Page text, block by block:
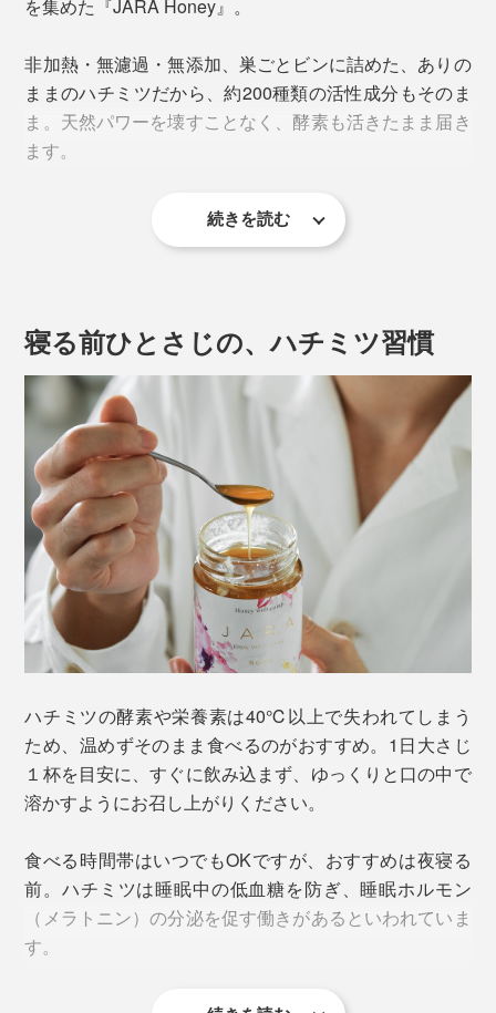
人工的なものから隔離し、自然の環境にこだわった厳し
ない、希少なハチミツです。
このJARAによるハチミツ生産技術は、ジョージア文化
遺産保護庁から無形文化遺産に認定され、EUオーガニ
ック認証を取得しています。
と、花々の受粉を支えてきたコーカサス・ミツバチの特
性の掛け合わせによる賜物。
コーカサスミツバチは、他のミツバチより0.5mm以上長
樹液から、大量に蜜を採取する能力があるのだとか。
黒いラベルの「WILDタイプ」と比べると、よりコクが
あって香りも豊か。野生のハチミツをそのまま味わいた
いなら黒いラベルの「WILD タイプ」、クリーミーな舌
触りがお好みの場合は、「NOBLEタイプ」がおすすめ
です。
働き者のミツバチがその一生で集めるハチミツの量はス
プーン１杯程度。遥か彼方、ジョージアの森の営みに思
を集めた『JARA Honey』。
非加熱・無濾過・無添加、巣ごとビンに詰めた、ありの
ままのハチミツだから、約200種類の活性成分もそのま
ま。天然パワーを壊すことなく、酵素も活きたまま届き
ます。
壁の材料になっている「蜜ロウ」は、働きバチの腹部の
腺から分泌されたもので、ビタミンやミネラルが豊富。
コスメなどの原料としても使われています。
一般的なハチミツは、巣からハチミツだけを取り出した
もの。採取された巣には、ハチそのものは入っていませ
ん。
続きを読む
寝る前ひとさじの、ハチミツ習慣
ハチミツの酵素や栄養素は40℃以上で失われてしまう
ため、温めずそのまま食べるのがおすすめ。1日大さじ
１杯を目安に、すぐに飲み込まず、ゆっくりと口の中で
溶かすようにお召し上がりください。
食べる時間帯はいつでもOKですが、おすすめは夜寝る
前。ハチミツは睡眠中の低血糖を防ぎ、睡眠ホルモン
（メラトニン）の分泌を促す働きがあるといわれていま
す。